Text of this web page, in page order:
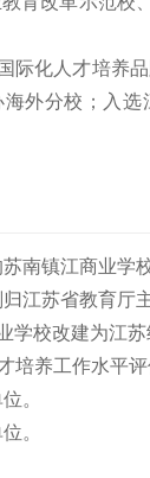
际化人才培养
外分校；入
南镇江商业
江苏省教育厅主
校改建为江苏
培养工作水平评
。
。